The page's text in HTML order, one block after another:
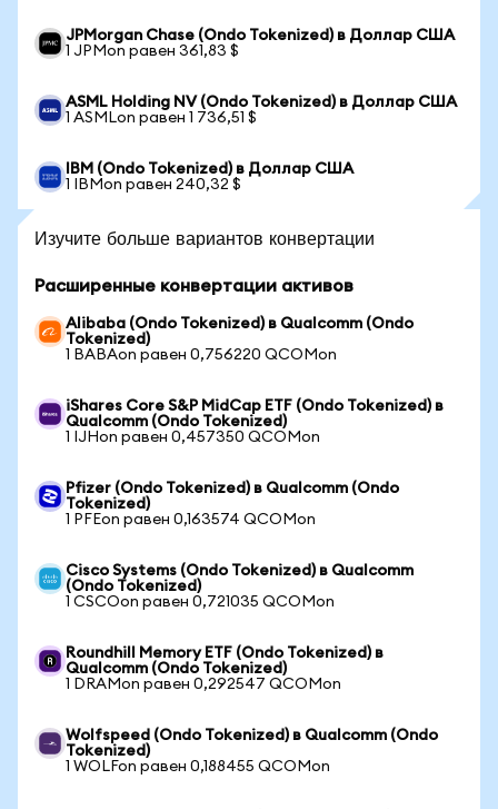
JPMorgan Chase (Ondo Tokenized) в Доллар США
1 JPMon равен 361,83 $
ASML Holding NV (Ondo Tokenized) в Доллар США
1 ASMLon равен 1 736,51 $
IBM (Ondo Tokenized) в Доллар США
1 IBMon равен 240,32 $
Изучите больше вариантов конвертации
Расширенные конвертации активов
Alibaba (Ondo Tokenized) в Qualcomm (Ondo
Tokenized)
1 BABAon равен 0,756220 QCOMon
iShares Core S&P MidCap ETF (Ondo Tokenized) в
Qualcomm (Ondo Tokenized)
1 IJHon равен 0,457350 QCOMon
Pfizer (Ondo Tokenized) в Qualcomm (Ondo
Tokenized)
1 PFEon равен 0,163574 QCOMon
Cisco Systems (Ondo Tokenized) в Qualcomm
(Ondo Tokenized)
1 CSCOon равен 0,721035 QCOMon
Roundhill Memory ETF (Ondo Tokenized) в
Qualcomm (Ondo Tokenized)
1 DRAMon равен 0,292547 QCOMon
Wolfspeed (Ondo Tokenized) в Qualcomm (Ondo
Tokenized)
1 WOLFon равен 0,188455 QCOMon